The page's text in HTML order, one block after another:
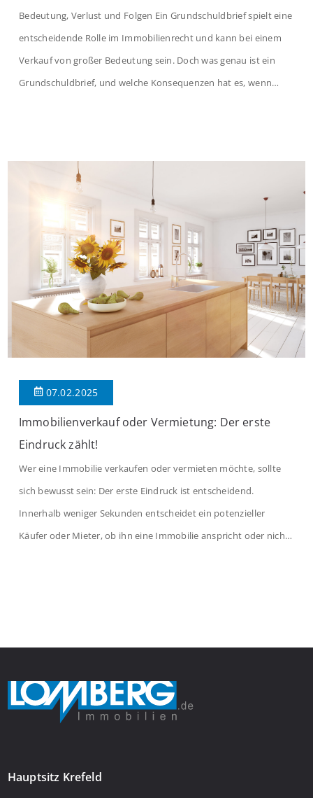
Bedeutung, Verlust und Folgen Ein Grundschuldbrief spielt eine
entscheidende Rolle im Immobilienrecht und kann bei einem
Verkauf von großer Bedeutung sein. Doch was genau ist ein
Grundschuldbrief, und welche Konsequenzen hat es, wenn
07.02.2025
Immobilienverkauf oder Vermietung: Der erste
Eindruck zählt!
Wer eine Immobilie verkaufen oder vermieten möchte, sollte
sich bewusst sein: Der erste Eindruck ist entscheidend.
Innerhalb weniger Sekunden entscheidet ein potenzieller
Käufer oder Mieter, ob ihn eine Immobilie anspricht oder nicht.
Hauptsitz Krefeld